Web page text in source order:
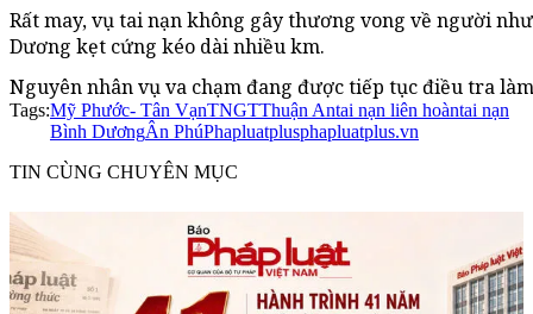
Rất may, vụ tai nạn không gây thương vong về người
Dương kẹt cứng kéo dài nhiều km.
Nguyên nhân vụ va chạm đang được tiếp tục điều tra
Tags:Mỹ Phước- Tân VạnTNGTThuận Antai nạn liên hoàntai nạn
Bình DươngÂn PhúPhapluatplusphapluatplus.vn
TIN CÙNG CHUYÊN MỤC